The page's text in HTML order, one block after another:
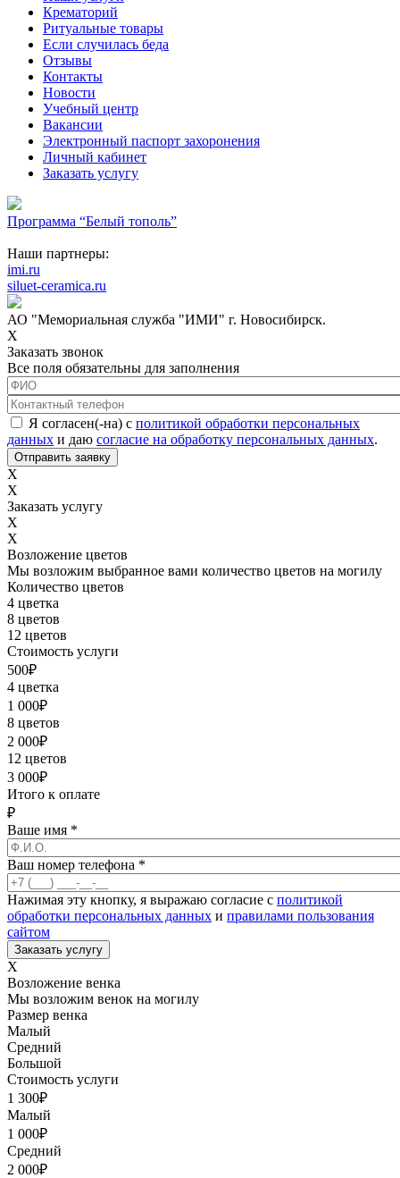
Крематорий
Ритуальные товары
Если случилась беда
Отзывы
Контакты
Новости
Учебный центр
Вакансии
Электронный паспорт захоронения
Личный кабинет
Заказать услугу
Программа “Белый тополь”
Наши партнеры:
imi.ru
siluet-ceramica.ru
АО "Мемориальная служба "ИМИ" г. Новосибирск.
X
Заказать звонок
Все поля обязательны для заполнения
ФИО
Контактный телефон
Соглашение с обработкой данных*
Я согласен(-на) с политикой обработки персональных
данных и даю согласие на обработку персональных данных.
X
X
Заказать услугу
X
X
Возложение цветов
Мы возложим выбранное вами количество цветов на могилу
Количество цветов
4 цветка
8 цветов
12 цветов
Стоимость услуги
500₽
4 цветка
1 000₽
8 цветов
2 000₽
12 цветов
3 000₽
Итого к оплате
₽
Ваше имя *
Ваш номер телефона *
Нажимая эту кнопку, я выражаю согласие с политикой
обработки персональных данных и правилами пользования
сайтом
X
Возложение венка
Мы возложим венок на могилу
Размер венка
Малый
Средний
Большой
Стоимость услуги
1 300₽
Малый
1 000₽
Средний
2 000₽